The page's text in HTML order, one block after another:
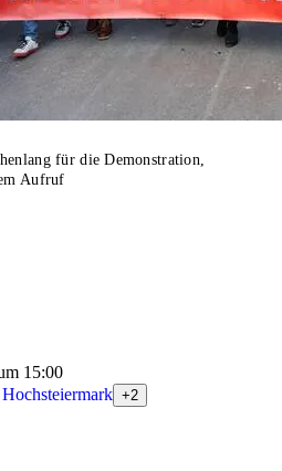
für die Demonstration,
Aufruf
15:00
+2